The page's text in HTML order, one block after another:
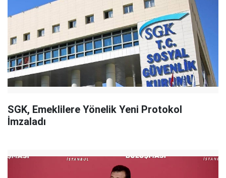
SGK, Emeklilere Yönelik Yeni Protokol
İmzaladı